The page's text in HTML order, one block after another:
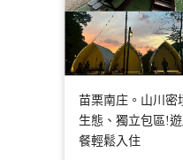
苗栗南庄。山川密
生態、獨立包區!
餐輕鬆入住